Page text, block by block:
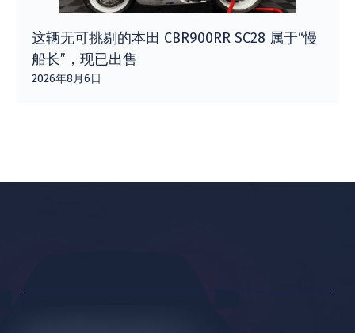
这辆无可挑剔的本田 CBR900RR SC28 属于“慢
船长”，现已出售
2026年8月6日